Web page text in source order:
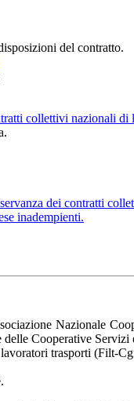
del contratto.
collettivi nazionali di
dei contratti
inadempienti.
Nazionale
Cooperative Servizi
trasporti (Filt-